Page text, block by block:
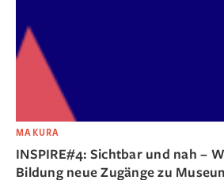
MAKURA
INSPIRE#4: Sichtbar und nah –
Bildung neue Zugänge zu